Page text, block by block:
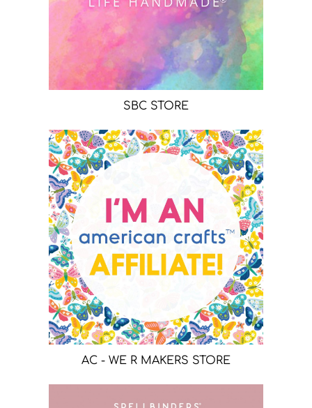
SBC STORE
AC - WE R MAKERS STORE